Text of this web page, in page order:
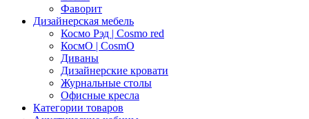
Фаворит
Дизайнерская мебель
Космо Рэд | Cosmo red
КосмО | CosmO
Диваны
Дизайнерские кровати
Журнальные столы
Офисные кресла
Категории товаров